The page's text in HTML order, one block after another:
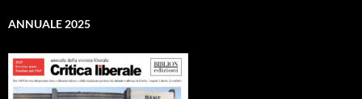
ANNUALE 2025